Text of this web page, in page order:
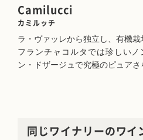
Camilucci
カミルッチ
ラ・ヴァッレから独立し、有機
フランチャコルタでは珍しい
ン・ドザージュで究極のピュアさ
同じワイナリーのワイ